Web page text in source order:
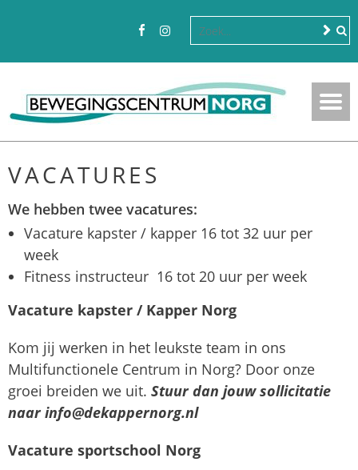
VACATURES
We hebben twee vacatures:
Vacature kapster / kapper 16 tot 32 uur per
week
Fitness instructeur 16 tot 20 uur per week
Vacature kapster / Kapper Norg
Kom jij werken in het leukste team in ons
Multifunctionele Centrum in Norg? Door onze
groei breiden we uit. Stuur dan jouw sollicitatie
naar info@dekappernorg.nl
Vacature sportschool Norg